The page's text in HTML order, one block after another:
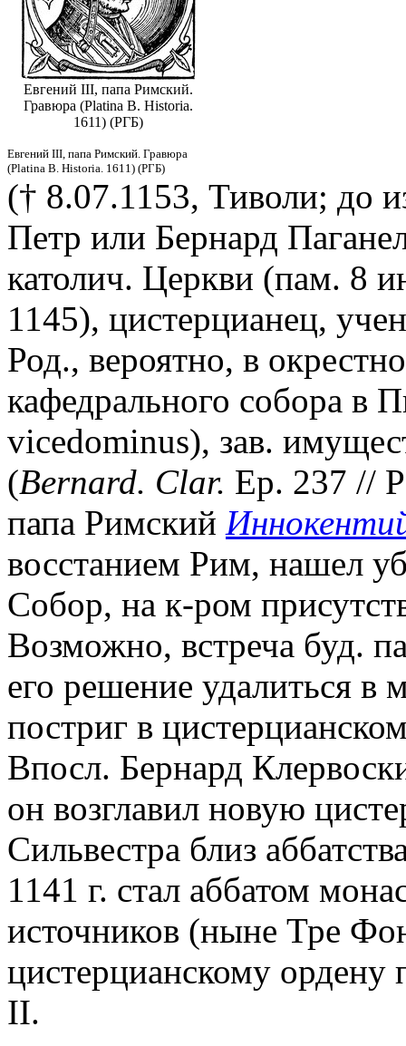
Евгений III, папа Римский.
Гравюра (Platina B. Historia.
1611) (РГБ)
Евгений III, папа Римский. Гравюра
(Platina B. Historia. 1611) (РГБ)
(† 8.07.1153, Тиволи; до
Петр или Бернард
католич. Церкви (пам. 8
1145), цистерцианец,
Род., вероятно, в
кафедрального собора в
vicedominus), зав.
(Bernard. Clar. Ep. 237 //
папа Римский
восстанием Рим, нашел
Собор, на к-ром
Возможно, встреча буд.
его решение удалиться в
постриг в
Впосл. Бернард
он возглавил новую
Сильвестра близ
1141 г. стал аббатом
источников (ныне Тре
цистерцианскому
II.